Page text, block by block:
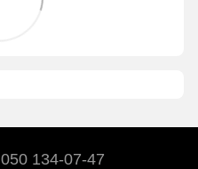
050 134-07-47